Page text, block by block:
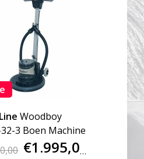
Woodboy
3 Boen Machine
€1.995,00